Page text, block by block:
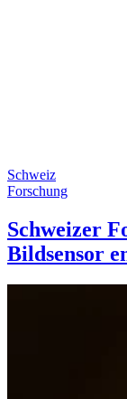
Schweiz
Forschung
Schweizer
Bildsensor